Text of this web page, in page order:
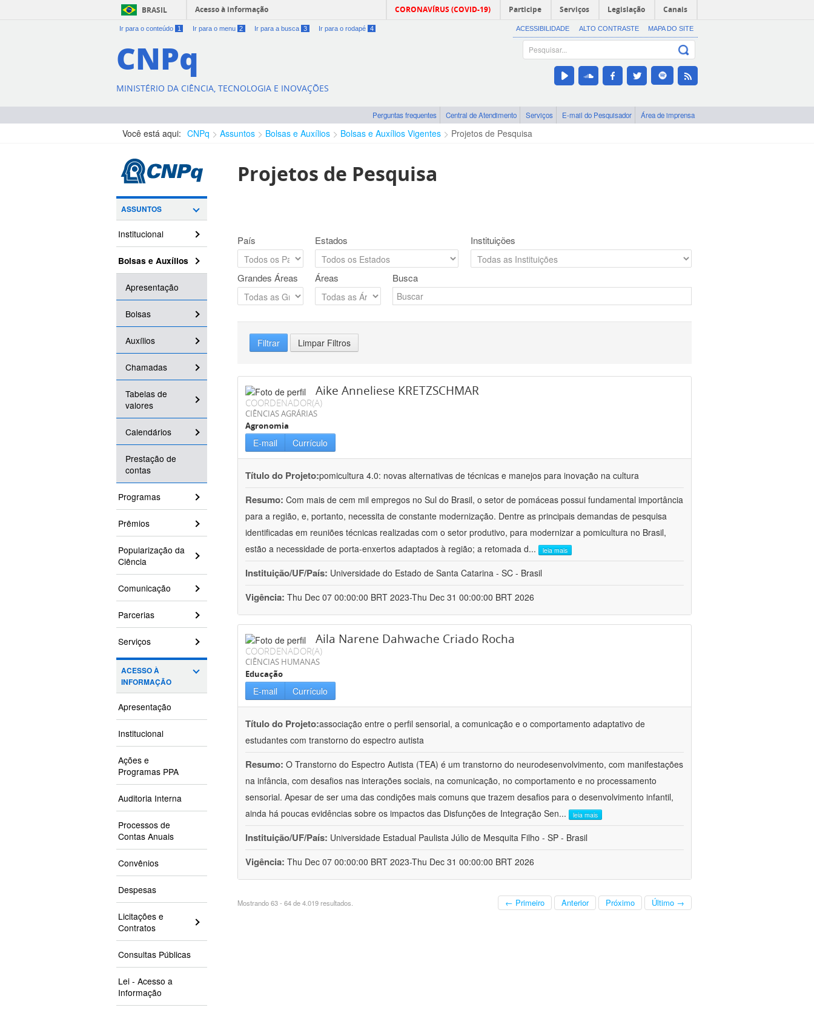
BRASIL Acesso à informação CORONAVÍRUS (COVID-19) Participe Serviços Legislação Canais
Ir para o conteúdo 1 Ir para o menu 2 Ir para a busca 3 Ir para o rodapé 4 ACESSIBILIDADE ALTO CONTRASTE MAPA DO SITE
CNPq
MINISTÉRIO DA CIÊNCIA, TECNOLOGIA E INOVAÇÕES
Perguntas frequentes Central de Atendimento Serviços E-mail do Pesquisador Área de imprensa
Você está aqui: CNPq Assuntos Bolsas e Auxílios Bolsas e Auxílios Vigentes Projetos de Pesquisa
ASSUNTOS
Institucional
Bolsas e Auxílios
Apresentação
Bolsas
Auxílios
Chamadas
Tabelas de
valores
Calendários
Prestação de
contas
Programas
Prêmios
Popularização da
Ciência
Comunicação
Parcerias
Serviços
ACESSO À
INFORMAÇÃO
Apresentação
Institucional
Ações e
Programas PPA
Auditoria Interna
Processos de
Contas Anuais
Convênios
Despesas
Licitações e
Contratos
Consultas Públicas
Lei - Acesso a
Informação
Projetos de Pesquisa
País Estados Instituições
Grandes Áreas Áreas Busca
Filtrar Limpar Filtros
Aike Anneliese KRETZSCHMAR
COORDENADOR(A)
CIÊNCIAS AGRÁRIAS
Agronomia
E-mail Currículo
Título do Projeto:pomicultura 4.0: novas alternativas de técnicas e manejos para inovação na cultura
Resumo: Com mais de cem mil empregos no Sul do Brasil, o setor de pomáceas possui fundamental importância
para a região, e, portanto, necessita de constante modernização. Dentre as principais demandas de pesquisa
identificadas em reuniões técnicas realizadas com o setor produtivo, para modernizar a pomicultura no Brasil,
estão a necessidade de porta-enxertos adaptados à região; a retomada d... leia mais
Instituição/UF/País: Universidade do Estado de Santa Catarina - SC - Brasil
Vigência: Thu Dec 07 00:00:00 BRT 2023-Thu Dec 31 00:00:00 BRT 2026
Aila Narene Dahwache Criado Rocha
COORDENADOR(A)
CIÊNCIAS HUMANAS
Educação
E-mail Currículo
Título do Projeto:associação entre o perfil sensorial, a comunicação e o comportamento adaptativo de
estudantes com transtorno do espectro autista
Resumo: O Transtorno do Espectro Autista (TEA) é um transtorno do neurodesenvolvimento, com manifestações
na infância, com desafios nas interações sociais, na comunicação, no comportamento e no processamento
sensorial. Apesar de ser uma das condições mais comuns que trazem desafios para o desenvolvimento infantil,
ainda há poucas evidências sobre os impactos das Disfunções de Integração Sen... leia mais
Instituição/UF/País: Universidade Estadual Paulista Júlio de Mesquita Filho - SP - Brasil
Vigência: Thu Dec 07 00:00:00 BRT 2023-Thu Dec 31 00:00:00 BRT 2026
Mostrando 63 - 64 de 4.019 resultados. ← Primeiro Anterior Próximo Último →